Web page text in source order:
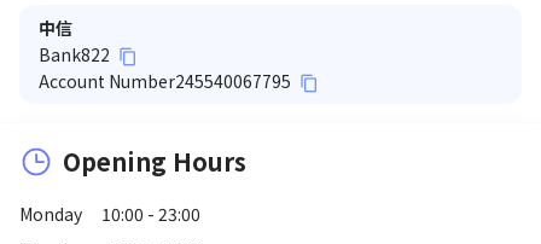
中信
Bank822 content_copy
Account Number245540067795 content_copy
Opening Hours
Monday
10:00 - 23:00